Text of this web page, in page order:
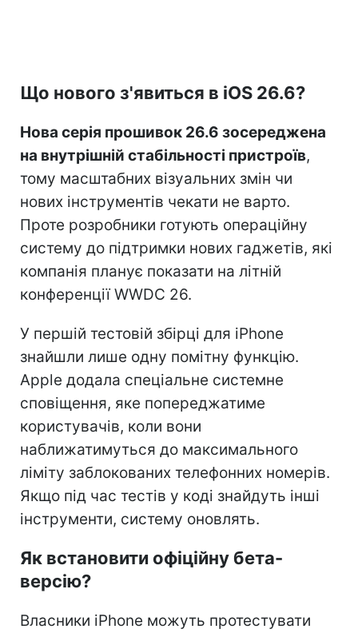
Що нового з'явиться в iOS 26.6?
Нова серія прошивок 26.6 зосереджена
на внутрішній стабільності пристроїв,
тому масштабних візуальних змін чи
нових інструментів чекати не варто.
Проте розробники готують операційну
систему до підтримки нових гаджетів, які
компанія планує показати на літній
конференції WWDC 26.
У першій тестовій збірці для iPhone
знайшли лише одну помітну функцію.
Apple додала спеціальне системне
сповіщення, яке попереджатиме
користувачів, коли вони
наближатимуться до максимального
ліміту заблокованих телефонних номерів.
Якщо під час тестів у коді знайдуть інші
інструменти, систему оновлять.
Як встановити офіційну бета-
версію?
Власники iPhone можуть протестувати